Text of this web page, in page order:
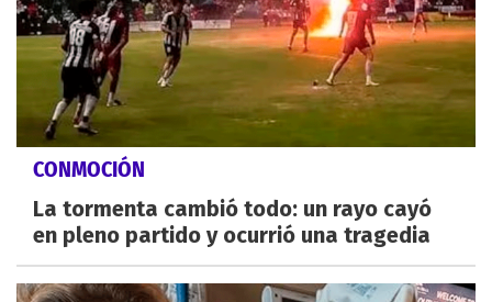
CONMOCIÓN
La tormenta cambió todo: un rayo cayó
en pleno partido y ocurrió una tragedia